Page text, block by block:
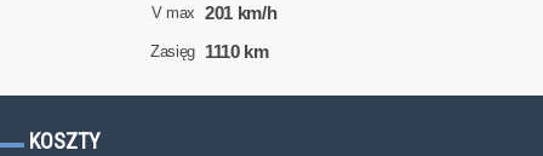
V max 201 km/h
Zasięg 1110 km
KOSZTY